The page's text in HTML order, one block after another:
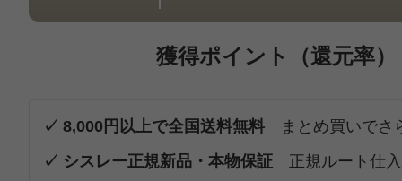
獲得ポイント（還元率）
✓ 8,000円以上で全国送料無料 まとめ買いでさ
✓ シスレー正規新品・本物保証 正規ルート仕